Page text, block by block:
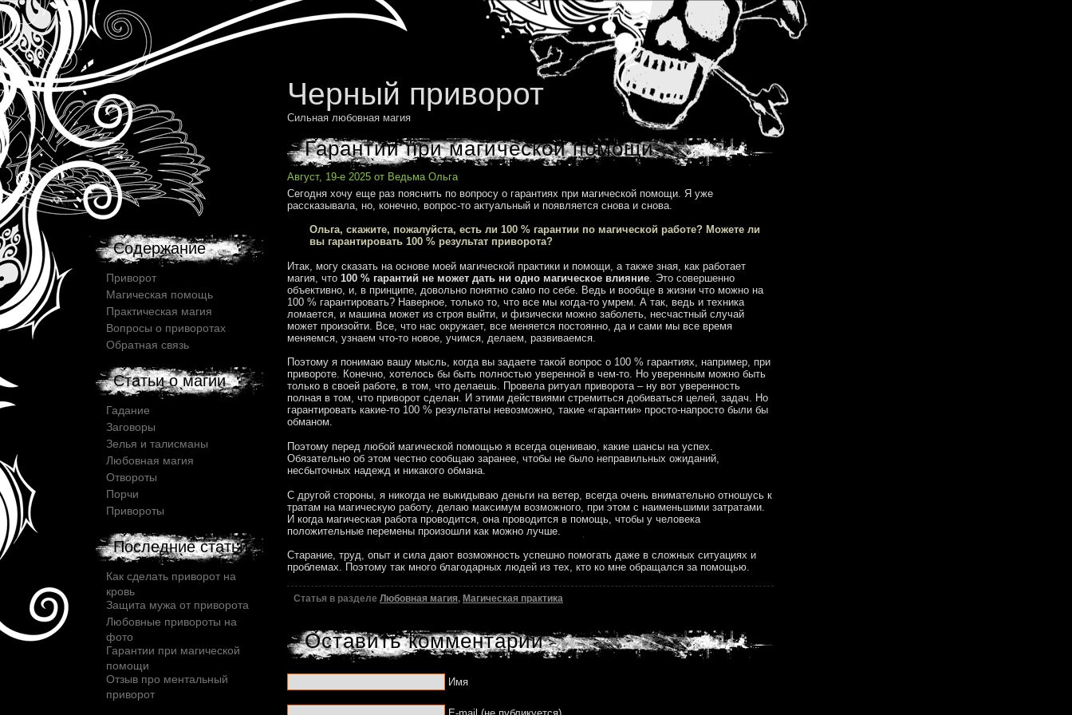
Черный приворот
Сильная любовная магия
Гарантии при магической помощи
Август, 19-е 2025 от Ведьма Ольга
Сегодня хочу еще раз пояснить по вопросу о гарантиях при магической помощи. Я уже
рассказывала, но, конечно, вопрос-то актуальный и появляется снова и снова.
Ольга, скажите, пожалуйста, есть ли 100 % гарантии по магической работе? Можете ли
вы гарантировать 100 % результат приворота?
Итак, могу сказать на основе моей магической практики и помощи, а также зная, как работает
магия, что 100 % гарантий не может дать ни одно магическое влияние . Это совершенно
объективно, и, в принципе, довольно понятно само по себе. Ведь и вообще в жизни что можно на
100 % гарантировать? Наверное, только то, что все мы когда-то умрем. А так, ведь и техника
ломается, и машина может из строя выйти, и физически можно заболеть, несчастный случай
может произойти. Все, что нас окружает, все меняется постоянно, да и сами мы все время
меняемся, узнаем что-то новое, учимся, делаем, развиваемся.
Поэтому я понимаю вашу мысль, когда вы задаете такой вопрос о 100 % гарантиях, например, при
привороте. Конечно, хотелось бы быть полностью уверенной в чем-то. Но уверенным можно быть
только в своей работе, в том, что делаешь. Провела ритуал приворота – ну вот уверенность
полная в том, что приворот сделан. И этими действиями стремиться добиваться целей, задач. Но
гарантировать какие-то 100 % результаты невозможно, такие «гарантии» просто-напросто были бы
обманом.
Поэтому перед любой магической помощью я всегда оцениваю, какие шансы на успех.
Обязательно об этом честно сообщаю заранее, чтобы не было неправильных ожиданий,
несбыточных надежд и никакого обмана.
С другой стороны, я никогда не выкидываю деньги на ветер, всегда очень внимательно отношусь к
тратам на магическую работу, делаю максимум возможного, при этом с наименьшими затратами.
И когда магическая работа проводится, она проводится в помощь, чтобы у человека
положительные перемены произошли как можно лучше.
Старание, труд, опыт и сила дают возможность успешно помогать даже в сложных ситуациях и
проблемах. Поэтому так много благодарных людей из тех, кто ко мне обращался за помощью.
Статья в разделе Любовная магия, Магическая практика
Оставить комментарий
Имя
Содержание
Приворот
Магическая помощь
Практическая магия
Вопросы о приворотах
Обратная связь
Статьи о магии
Гадание
Заговоры
Зелья и талисманы
Любовная магия
Отвороты
Порчи
Привороты
Последние статьи
Как сделать приворот на
кровь
Защита мужа от приворота
Любовные привороты на
фото
Гарантии при магической
помощи
Отзыв про ментальный
приворот